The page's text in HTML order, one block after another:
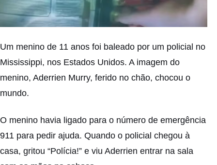
Um menino de 11 anos foi baleado por um policial no
Mississippi, nos Estados Unidos. A imagem do
menino, Aderrien Murry, ferido no chão, chocou o
mundo.
O menino havia ligado para o número de emergência
911 para pedir ajuda. Quando o policial chegou à
casa, gritou “Polícia!” e viu Aderrien entrar na sala